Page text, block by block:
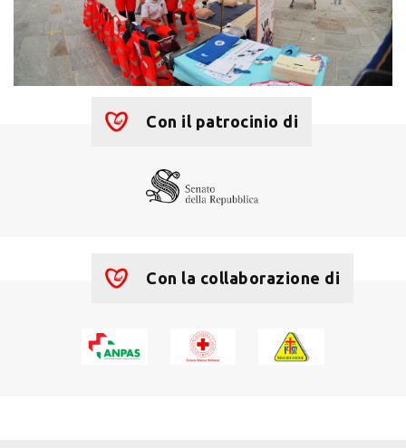
Con il patrocinio di
Con la collaborazione di